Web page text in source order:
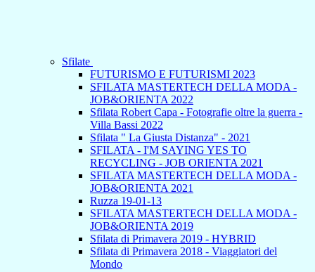
Sfilate
FUTURISMO E FUTURISMI 2023
SFILATA MASTERTECH DELLA MODA -
JOB&ORIENTA 2022
Sfilata Robert Capa - Fotografie oltre la guerra -
Villa Bassi 2022
Sfilata " La Giusta Distanza" - 2021
SFILATA - I'M SAYING YES TO
RECYCLING - JOB ORIENTA 2021
SFILATA MASTERTECH DELLA MODA -
JOB&ORIENTA 2021
Ruzza 19-01-13
SFILATA MASTERTECH DELLA MODA -
JOB&ORIENTA 2019
Sfilata di Primavera 2019 - HYBRID
Sfilata di Primavera 2018 - Viaggiatori del
Mondo